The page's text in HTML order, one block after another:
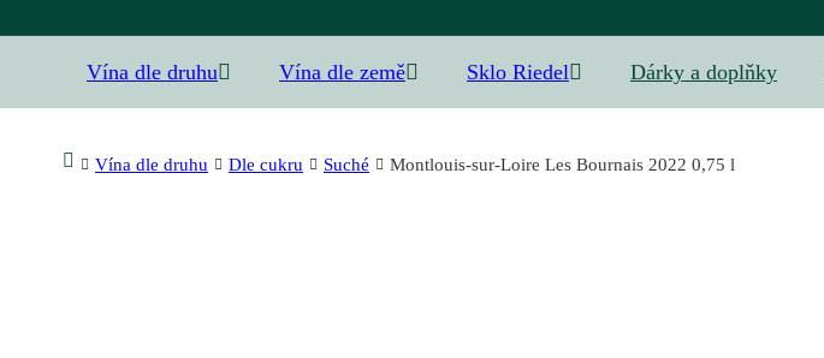
Vína dle druhu Vína dle země Sklo Riedel Dárky a doplňky
Vína dle druhu Dle cukru Suché Montlouis-sur-Loire Les Bournais 2022 0,75 l